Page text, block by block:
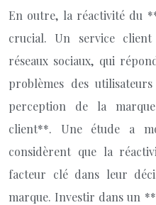
En outre, la réactivité du
crucial. Un service
réseaux sociaux, qui
problèmes des
perception de la
client**. Une étude a
considèrent que la
facteur clé dans leur
marque. Investir dans un